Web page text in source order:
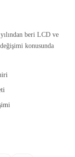
beri LCD ve
konusunda